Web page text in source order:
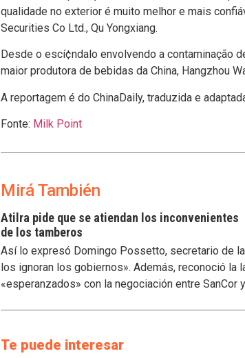
qualidade no exterior é muito melhor e mais
Securities Co Ltd., Qu Yongxiang.
Desde o escí¢ndalo envolvendo a contaminação
maior produtora de bebidas da China, Hangzhou
A reportagem é do ChinaDaily, traduzida e
Fonte: Milk Point
Mirá También
Atilra pide que se atiendan los inconvenientes
de los tamberos
Así lo expresó Domingo Possetto, secretario de
los ignoran los gobiernos». Además, reconoció
«esperanzados» con la negociación entre SanCor
Te puede interesar